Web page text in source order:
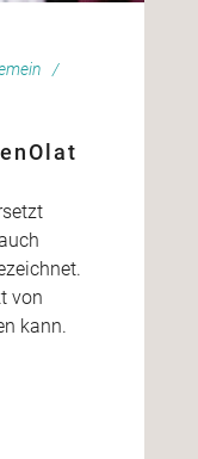
von
kann.